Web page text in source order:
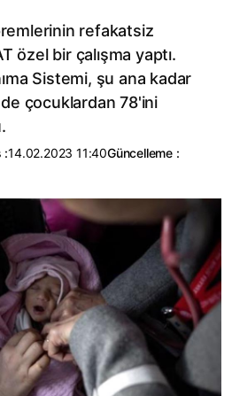
refakatsiz
özel bir çalışma yaptı.
Sistemi, şu ana kadar
çocuklardan 78'ini
:14.02.2023 11:40Güncelleme :